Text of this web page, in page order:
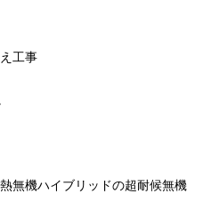
工事
無機ハイブリッドの超耐候無機